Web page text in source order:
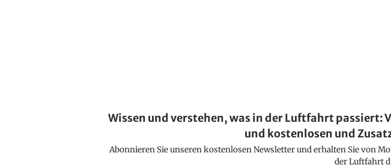
Wissen und verstehen, was in der Luftfahrt passiert:
und kostenlosen und
Abonnieren Sie unseren kostenlosen Newsletter und erhalten Sie von
der Luftfahrt